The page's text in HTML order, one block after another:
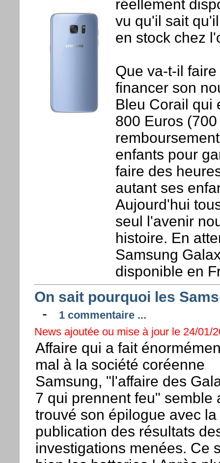
réellement
vu qu'il sait
en stock chez
Que va-t-il
financer son
Bleu Corail qui
800 Euros
enfants pour
faire des
autant ses
Aujourd'hui
seul l'avenir
histoire. En
Samsung
disponible en
On sait pourquoi les
-
1 commentaire ...
News ajoutée ou mise à jour le 24/01/
Affaire qui a fait
mal à la société coréenne
Samsung, "l'affaire des
7 qui prennent feu" semble
trouvé son épilogue avec la
publication des résultats
investigations menées. Ce